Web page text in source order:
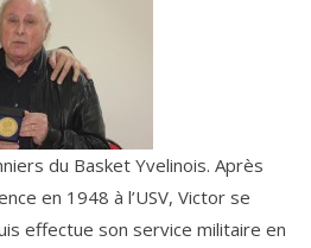
du Basket Yvelinois. Après
en 1948 à l’USV, Victor se
effectue son service militaire en